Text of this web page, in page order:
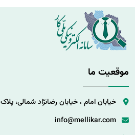
موقعیت ما
خیابان امام ، خیابان رضانژاد شمالی، پلاک 4، طبقه دوم غربی
info@mellikar.com